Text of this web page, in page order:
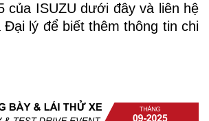
của ISUZU dưới đây và liên hệ
Đại lý để biết thêm thông tin chi